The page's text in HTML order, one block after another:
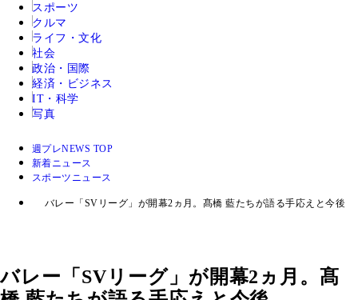
スポーツ
クルマ
ライフ・文化
社会
政治・国際
経済・ビジネス
IT・科学
写真
週プレNEWS TOP
新着ニュース
スポーツニュース
バレー「SVリーグ」が開幕2ヵ月。髙橋 藍たちが語る手応えと今後
バレー「SVリーグ」が開幕2ヵ月。髙